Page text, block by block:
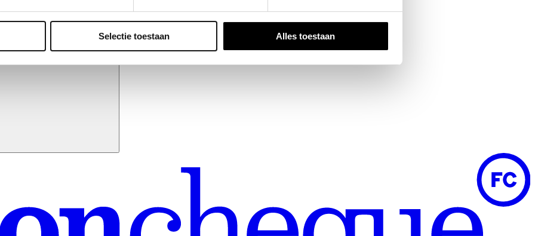
Selectie toestaan Alles toestaan